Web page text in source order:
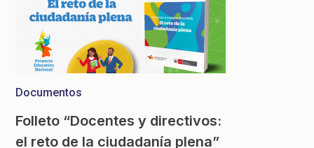
Documentos
Folleto “Docentes y directivos:
el reto de la ciudadanía plena”